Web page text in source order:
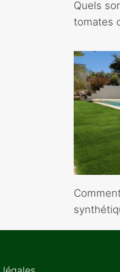
Quels
tomates